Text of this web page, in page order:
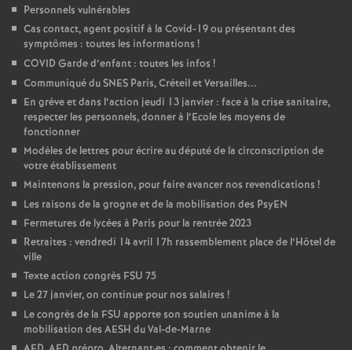
Personnels vulnérables
Cas contact, agent positif à la Covid-19 ou présentant des
symptômes : toutes les informations !
COVID Garde d’enfant : toutes les infos !
Communiqué du SNES Paris, Créteil et Versailles...
En grève et dans l’action jeudi 13 janvier : face à la crise sanitaire,
respecter les personnels, donner à l’Ecole les moyens de
fonctionner
Modèles de lettres pour écrire au député de la circonscription de
votre établissement
Maintenons la pression, pour faire avancer nos revendications !
Les raisons de la grogne et de la mobilisation des PsyEN
Fermetures de lycées à Paris pour la rentrée 2023
Retraites : vendredi 14 avril 17h rassemblement place de l’Hôtel de
ville
Texte action congrès FSU 75
Le 27 janvier, on continue pour nos salaires !
Le congrès de la FSU apporte son soutien unanime à la
mobilisation des AESH du Val-de-Marne